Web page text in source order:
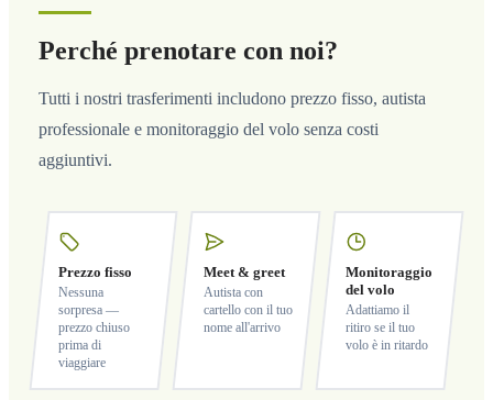
Perché prenotare con noi?
Tutti i nostri trasferimenti includono prezzo fisso, autista
professionale e monitoraggio del volo senza costi
aggiuntivi.
Prezzo fisso
Nessuna
sorpresa —
prezzo chiuso
prima di
viaggiare
Meet & greet
Autista con
cartello con il tuo
nome all'arrivo
Monitoraggio
del volo
Adattiamo il
ritiro se il tuo
volo è in ritardo